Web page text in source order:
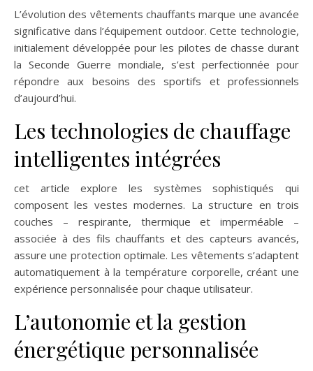
L’évolution des vêtements chauffants marque une avancée
significative dans l’équipement outdoor. Cette technologie,
initialement développée pour les pilotes de chasse durant
la Seconde Guerre mondiale, s’est perfectionnée pour
répondre aux besoins des sportifs et professionnels
d’aujourd’hui.
Les technologies de chauffage
intelligentes intégrées
cet article explore les systèmes sophistiqués qui
composent les vestes modernes. La structure en trois
couches – respirante, thermique et imperméable –
associée à des fils chauffants et des capteurs avancés,
assure une protection optimale. Les vêtements s’adaptent
automatiquement à la température corporelle, créant une
expérience personnalisée pour chaque utilisateur.
L’autonomie et la gestion
énergétique personnalisée